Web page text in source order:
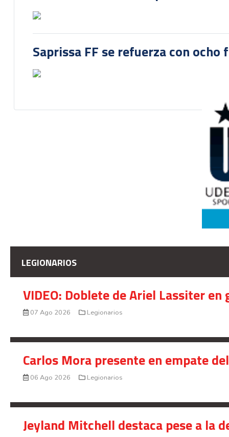
Saprissa FF se refuerza con
LEGIONARIOS
VIDEO: Doblete de Ariel Lassiter
07 Ago 2026 Legionarios
Carlos Mora presente en empate
06 Ago 2026 Legionarios
Jeyland Mitchell destaca pese a la